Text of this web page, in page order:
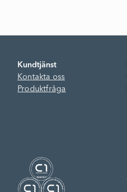
Kundtjänst
Kontakta oss
Produktfråga